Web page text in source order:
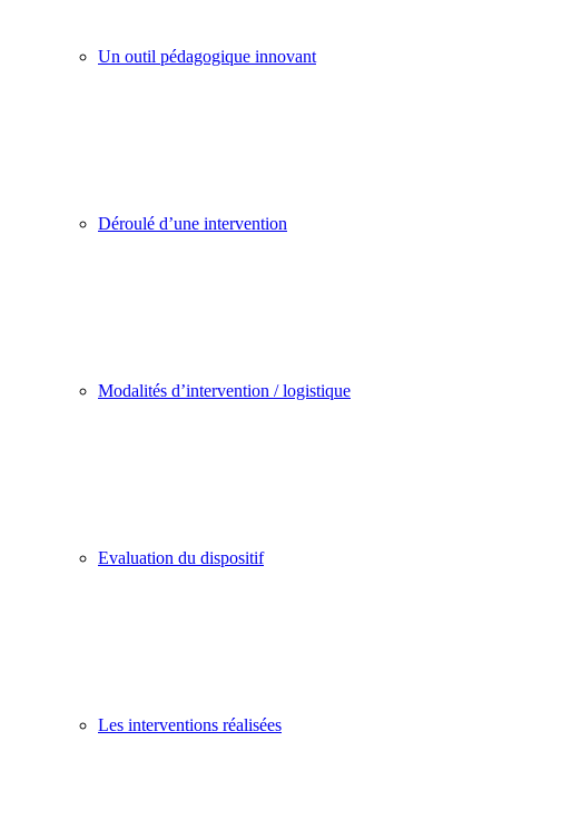
Un outil pédagogique innovant
Déroulé d’une intervention
Modalités d’intervention / logistique
Evaluation du dispositif
Les interventions réalisées